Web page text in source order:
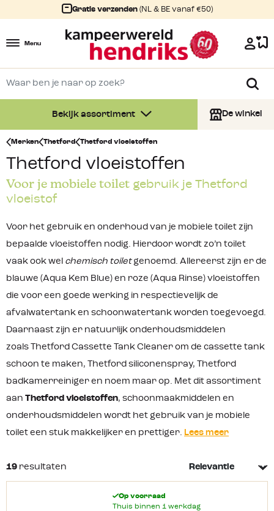
Gratis verzenden (NL & BE vanaf €50)
Menu
Bekijk assortiment De winkel
Merken Thetford Thetford vloeistoffen
Thetford vloeistoffen
Voor je mobiele toilet gebruik je Thetford
vloeistof
Voor het gebruik en onderhoud van je mobiele toilet zijn
bepaalde vloeistoffen nodig. Hierdoor wordt zo’n toilet
vaak ook wel chemisch toiletgenoemd. Allereerst zijn er de
blauwe (Aqua Kem Blue) en roze (Aqua Rinse) vloeistoffen
die voor een goede werking in respectievelijk de
afvalwatertank en schoonwatertank worden toegevoegd.
Daarnaast zijn er natuurlijk onderhoudsmiddelen
zoals Thetford Cassette Tank Cleaner om de cassette tank
schoon te maken, Thetford siliconenspray, Thetford
badkamerreiniger en noem maar op. Met dit assortiment
aan Thetford vloeistoffen, schoonmaakmiddelen en
onderhoudsmiddelen wordt het gebruik van je mobiele
toilet een stuk makkelijker en prettiger. Lees meer
19 resultaten
Op voorraad
Thuis binnen 1 werkdag